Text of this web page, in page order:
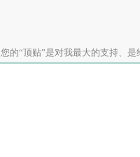
您的“顶贴”是对我最大的支持、